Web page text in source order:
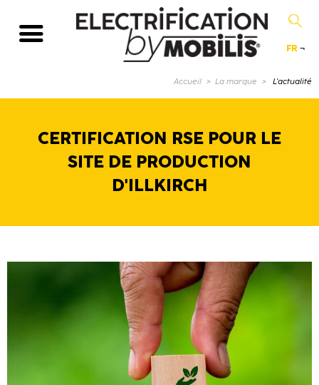
FR ¬
Accueil La marque Page
L'actualité
CERTIFICATION RSE POUR LE
SITE DE PRODUCTION
D'ILLKIRCH